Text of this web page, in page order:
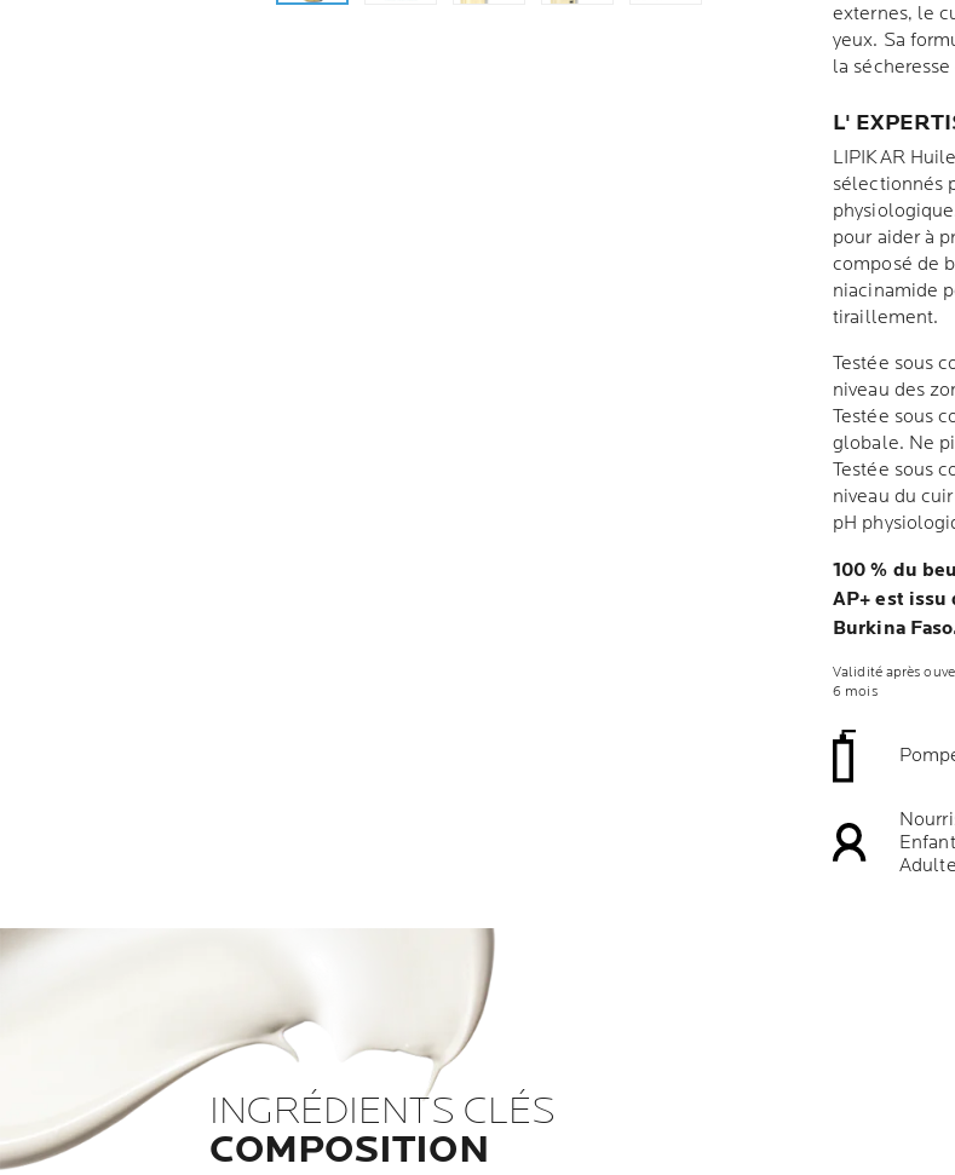
externes, le
yeux. Sa
la
L'
LIPIKAR
sélectionnés
pour aider à
composé de
niacinamide
tiraillement.
Testée sous
niveau des
Testée sous
globale. Ne
Testée sous
niveau du
pH
100 % du
AP+ est
Burkina
Validité après
6 mois
INGRÉDIENTS CLÉS
COMPOSITION